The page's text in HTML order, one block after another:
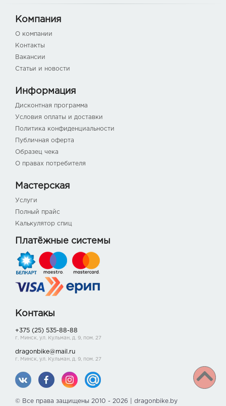
Компания
О компании
Контакты
Вакансии
Статьи и новости
Информация
Дисконтная программа
Условия оплаты и доставки
Политика конфиденциальности
Публичная оферта
Образец чека
О правах потребителя
Мастерская
Услуги
Полный прайс
Калькулятор спиц
Платёжные системы
Контакы
+375 (25) 535-88-88
г. Минск, ул. Кульман, д. 9, пом. 27
dragonbike@mail.ru
г. Минск, ул. Кульман, д. 9, пом. 27
© Все права защищены 2010 - 2026 | dragonbike.by